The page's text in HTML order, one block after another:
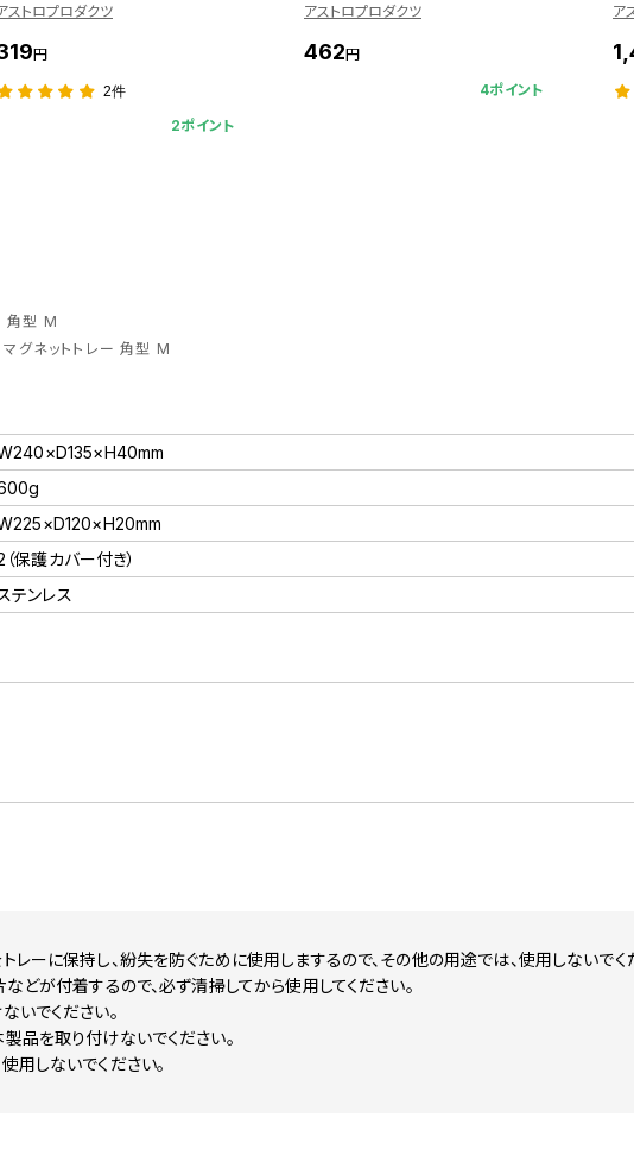
ストロプロダクツ
円
2件
2ポイント
アストロプロダクツ
462円
4ポイント
ア
角型 M
マグネットトレー 角型 M
（保護カバー付き）
テンレス
ーに保持し、紛失を防ぐために使用しまするので、その他の用途では、使用しないでく
どが付着するので、必ず清掃してから使用してください。
いでください。
品を取り付けないでください。
用しないでください。